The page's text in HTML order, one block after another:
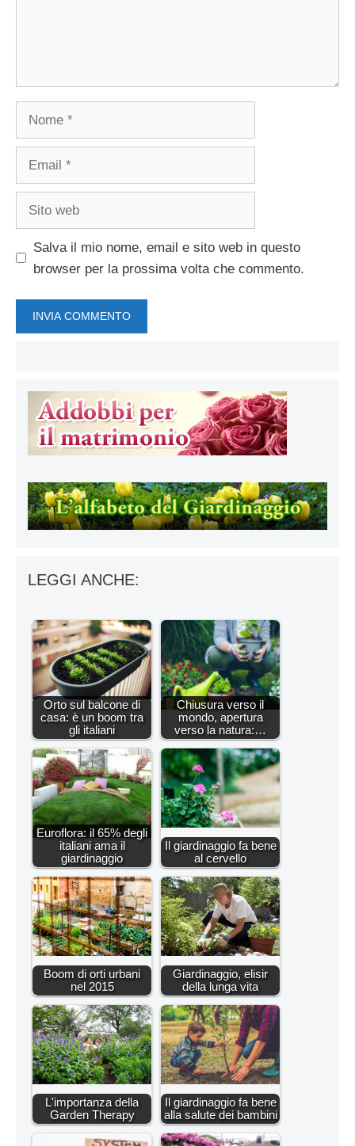
Salva il mio nome, email e sito web in questo
browser per la prossima volta che commento.
LEGGI ANCHE:
Orto sul balcone di
casa: è un boom tra
gli italiani
Chiusura verso il
mondo, apertura
verso la natura:…
Euroflora: il 65% degli
italiani ama il
giardinaggio
Il giardinaggio fa bene
al cervello
Boom di orti urbani
nel 2015
Giardinaggio, elisir
della lunga vita
L'importanza della
Garden Therapy
Il giardinaggio fa bene
alla salute dei bambini